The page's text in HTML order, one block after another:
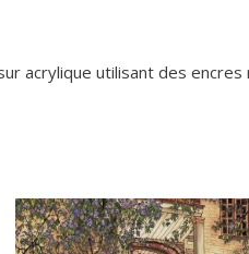
acrylique utilisant des